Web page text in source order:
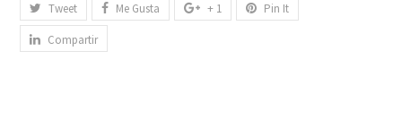
Tweet Me Gusta + 1 Pin It
Compartir